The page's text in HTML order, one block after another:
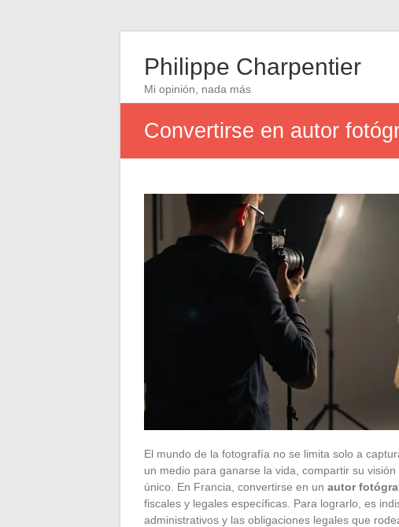
Philippe Charpentier
Mi opinión, nada más
Convertirse en autor
El mundo de la fotografía no se limita solo a
un medio para ganarse la vida, compartir su
único. En Francia, convertirse en un autor
fiscales y legales específicas. Para lograrlo, es
administrativos y las obligaciones legales que